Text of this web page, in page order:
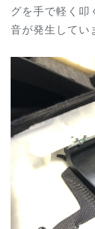
グを手で軽く叩
音が発生してい